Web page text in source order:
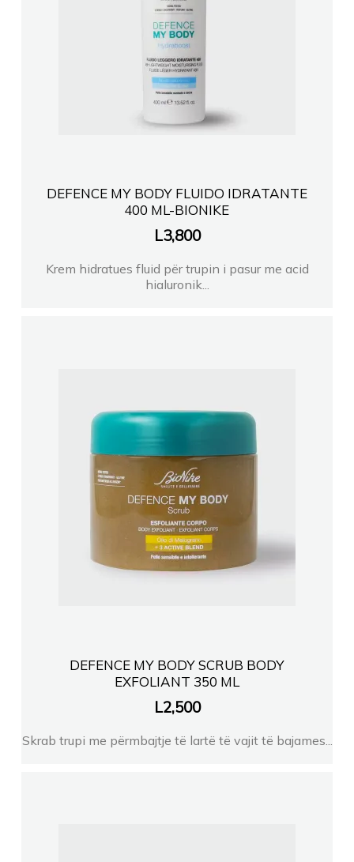
DEFENCE MY BODY FLUIDO IDRATANTE
400 ML-BIONIKE
L3,800
Krem hidratues fluid për trupin i pasur me acid
hialuronik...
DEFENCE MY BODY SCRUB BODY
EXFOLIANT 350 ML
L2,500
Skrab trupi me përmbajtje të lartë të vajit të bajames...